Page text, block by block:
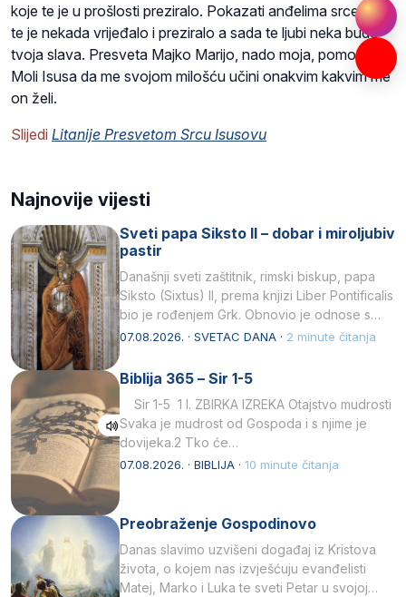
koje te je u prošlosti preziralo. Pokazati anđelima srce koje
te je nekada vrijeđalo i preziralo a sada te ljubi neka bude
tvoja slava. Presveta Majko Marijo, nado moja, pomozi mi.
Moli Isusa da me svojom milošću učini onakvim kakvim me
on želi.
Slijedi Litanije Presvetom Srcu Isusovu
Najnovije vijesti
Sveti papa Siksto II – dobar i miroljubiv
pastir
Današnji sveti zaštitnik, rimski biskup, papa
Siksto (Sixtus) II, prema knjizi Liber Pontificalis
bio je rođenjem Grk. Obnovio je odnose s
afričkim…
07.08.2026. · SVETAC DANA · 2 minute čitanja
Biblija 365 – Sir 1-5
Sir 1-5 1 I. ZBIRKA IZREKA Otajstvo mudrosti
Svaka je mudrost od Gospoda i s njime je
dovijeka.2 Tko će…
07.08.2026. · BIBLIJA · 10 minute čitanja
Preobraženje Gospodinovo
Danas slavimo uzvišeni događaj iz Kristova
života, o kojem nas izvješćuju evanđelisti
Matej, Marko i Luka te sveti Petar u svojoj